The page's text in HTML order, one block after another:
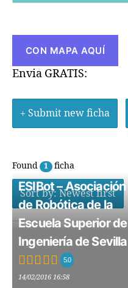
CON MAPA AQUÍ
Envia GRATIS:
Submit new ficha
Found 1 ficha
Sort by: Newest first
ESIBot – Asociación
de Robótica de la
Escuela Superior de
Ingeniería de Sevilla
5.0
14/02/2016 16:58